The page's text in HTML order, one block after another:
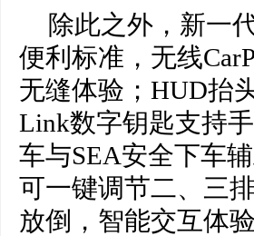
除此之外，新一
便利标准，无线
无缝体验；HUD抬
Link数字钥匙支持
车与SEA安全下车
可一键调节二、三
放倒，智能交互体